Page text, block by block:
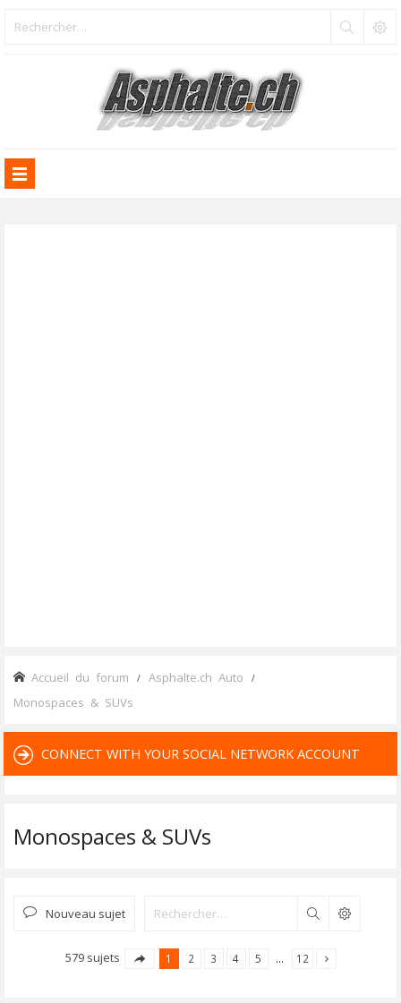
Accueil du forum Asphalte.ch Auto
Monospaces & SUVs
CONNECT WITH YOUR SOCIAL NETWORK ACCOUNT
Monospaces & SUVs
Nouveau sujet Rechercher
579 sujets 1 2 3 4 5 … 12